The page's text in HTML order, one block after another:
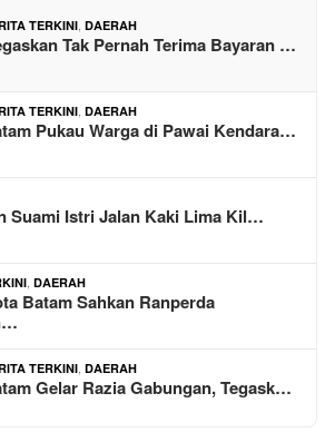
TERKINI, DAERAH
Tak Pernah Terima Bayaran …
TERKINI, DAERAH
Pukau Warga di Pawai Kendara…
Suami Istri Jalan Kaki Lima Kil…
, DAERAH
Batam Sahkan Ranperda
TERKINI, DAERAH
Gelar Razia Gabungan, Tegask…